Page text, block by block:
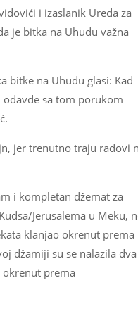
i izaslanik Ureda za
je bitka na Uhudu važna
bitke na Uhudu glasi: Kad
sa tom porukom
jer trenutno traju radovi
i kompletan džemat za
Jerusalema u Meku,
klanjao okrenut prema
džamiji su se nalazila dva
prema